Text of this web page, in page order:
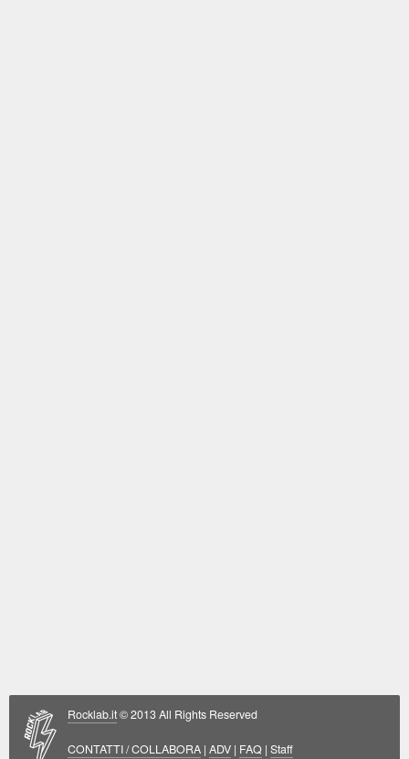
Rocklab.it© 2013 All Rights Reserved
CONTATTI / COLLABORA |ADV | FAQ |Staff